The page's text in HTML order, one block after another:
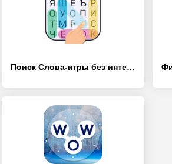
Поиск Слова-игры без интернета - [Взлом/МОД Бесконечные деньги]